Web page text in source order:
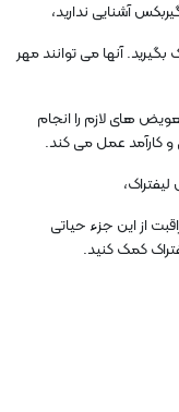
آنها می توانند مهر
های لازم را انجام
کارآمد عمل می کند.
از این جزء حیاتی
کمک کنید.